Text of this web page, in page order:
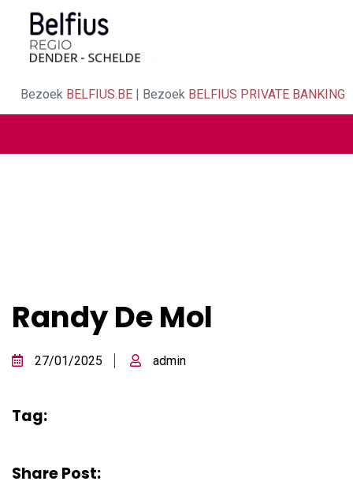
Bezoek BELFIUS.BE | Bezoek BELFIUS PRIVATE BANKING
Randy De Mol
27/01/2025 admin
Tag:
Share Post: